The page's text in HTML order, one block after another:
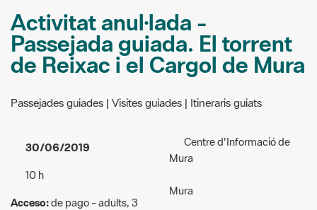
Activitat anul·lada -
Passejada guiada. El torrent
de Reixac i el Cargol de Mura
Passejades guiades | Visites guiades | Itineraris guiats
30/06/2019
10 h
Acceso:de pago - adults, 3
Centre d'Informació de
Mura
Mura